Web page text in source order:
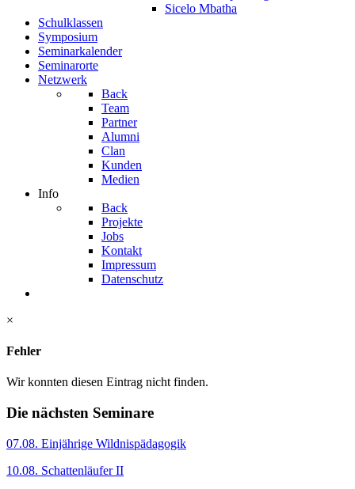
Sicelo Mbatha
Schulklassen
Symposium
Seminarkalender
Seminarorte
Netzwerk
Back
Team
Partner
Alumni
Clan
Kunden
Medien
Info
Back
Projekte
Jobs
Kontakt
Impressum
Datenschutz
×
Fehler
Wir konnten diesen Eintrag nicht finden.
Die nächsten Seminare
07.08. Einjährige Wildnispädagogik
10.08. Schattenläufer II